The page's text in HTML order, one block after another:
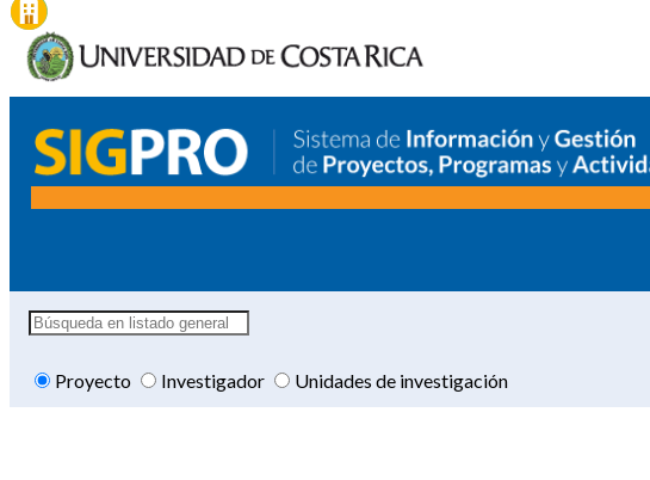
Proyecto Investigador Unidades de investigación